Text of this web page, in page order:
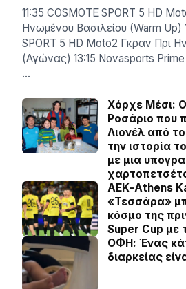
11:35 COSMOTE SPORT 5 HD
Ηνωμένου Βασιλείου (Warm Up)
SPORT 5 HD Moto2 Γκραν Πρι
(Αγώνας) 13:15 Novasports
…
Χόρχε Μέσι:
Ροσάριο που
Λιονέλ από
την ιστορία
με μια
ΑΕΚ-Athens
«Τεσσάρα»
κόσμο της
Super Cup με
ΟΦΗ: Ένας
διαρκείας